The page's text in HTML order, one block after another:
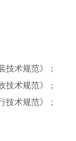
技术规范》；
技术规范》；
技术规范》；